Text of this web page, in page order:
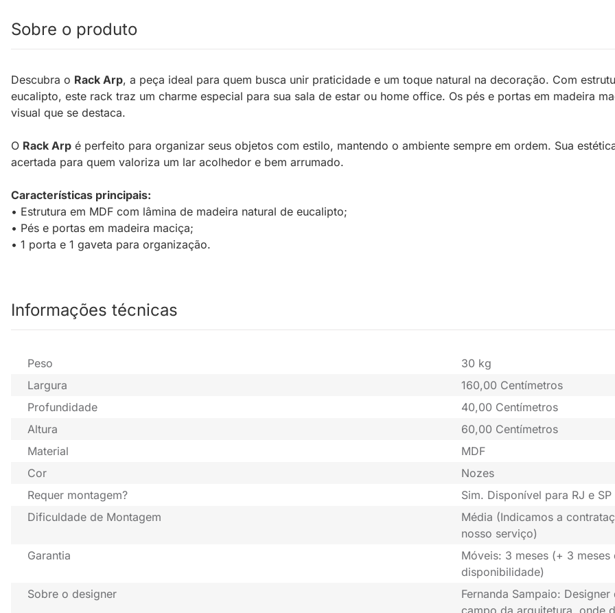
Sobre o produto
Descubra o Rack Arp, a peça ideal para quem busca unir praticidade e um toque natural na decoração. Com
eucalipto, este rack traz um charme especial para sua sala de estar ou home office. Os pés e portas em madeira
visual que se destaca.
O Rack Arp é perfeito para organizar seus objetos com estilo, mantendo o ambiente sempre em ordem. Sua
acertada para quem valoriza um lar acolhedor e bem arrumado.
Características principais:
• Estrutura em MDF com lâmina de madeira natural de eucalipto;
• Pés e portas em madeira maciça;
• 1 porta e 1 gaveta para organização.
Informações técnicas
Peso
30 kg
Largura
160,00 Centímetros
Profundidade
40,00 Centímetros
Altura
60,00 Centímetros
Material
MDF
Cor
Nozes
Requer montagem?
Sim. Disponível para RJ e
Dificuldade de Montagem
Média (Indicamos a
nosso serviço)
Garantia
Móveis: 3 meses (+ 3
disponibilidade)
Sobre o designer
Fernanda Sampaio: